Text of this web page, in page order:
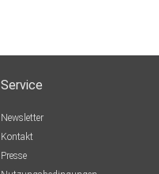
Service
Newsletter
Kontakt
Presse